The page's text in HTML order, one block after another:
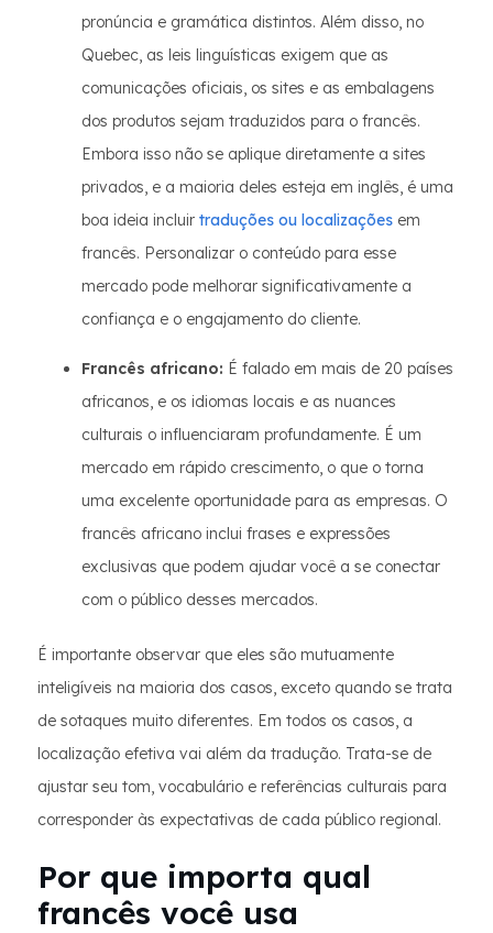
pronúncia e gramática distintos. Além disso, no
Quebec, as leis linguísticas exigem que as
comunicações oficiais, os sites e as embalagens
dos produtos sejam traduzidos para o francês.
Embora isso não se aplique diretamente a sites
privados, e a maioria deles esteja em inglês, é uma
boa ideia incluir traduções ou localizações em
francês. Personalizar o conteúdo para esse
mercado pode melhorar significativamente a
confiança e o engajamento do cliente.
Francês africano: É falado em mais de 20 países
africanos, e os idiomas locais e as nuances
culturais o influenciaram profundamente. É um
mercado em rápido crescimento, o que o torna
uma excelente oportunidade para as empresas. O
francês africano inclui frases e expressões
exclusivas que podem ajudar você a se conectar
com o público desses mercados.
É importante observar que eles são mutuamente
inteligíveis na maioria dos casos, exceto quando se trata
de sotaques muito diferentes. Em todos os casos, a
localização efetiva vai além da tradução. Trata-se de
ajustar seu tom, vocabulário e referências culturais para
corresponder às expectativas de cada público regional.
Por que importa qual
francês você usa